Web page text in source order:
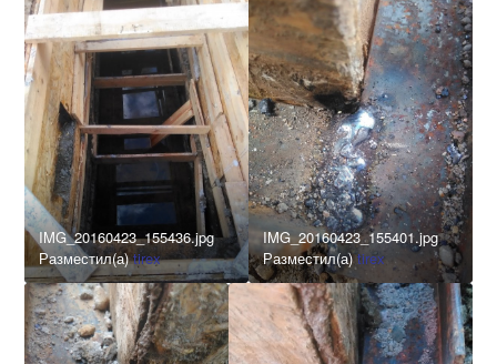
IMG_20160423_155436.jpg
Разместил(а)tirex
IMG_20160423_155401.jpg
Разместил(а)tirex